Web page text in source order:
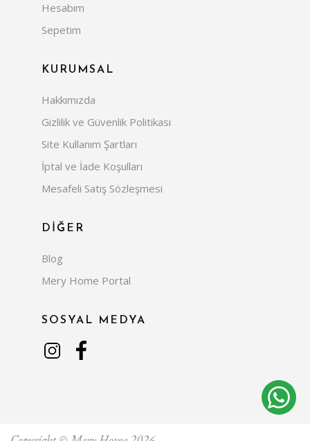
Hesabım
Sepetim
KURUMSAL
Hakkımızda
Gizlilik ve Güvenlik Politikası
Site Kullanım Şartları
İptal ve İade Koşulları
Mesafeli Satış Sözleşmesi
DİĞER
Blog
Mery Home Portal
SOSYAL MEDYA